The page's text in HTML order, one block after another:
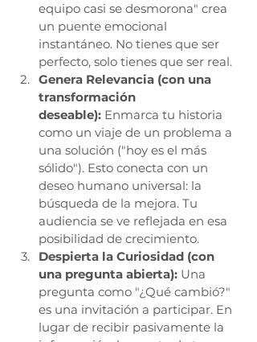
equipo casi se desmorona" crea
un puente emocional
instantáneo. No tienes que ser
perfecto, solo tienes que ser real.
Genera Relevancia (con una
transformación
deseable): Enmarca tu historia
como un viaje de un problema a
una solución ("hoy es el más
sólido"). Esto conecta con un
deseo humano universal: la
búsqueda de la mejora. Tu
audiencia se ve reflejada en esa
posibilidad de crecimiento.
Despierta la Curiosidad (con
una pregunta abierta): Una
pregunta como "¿Qué cambió?"
es una invitación a participar. En
lugar de recibir pasivamente la